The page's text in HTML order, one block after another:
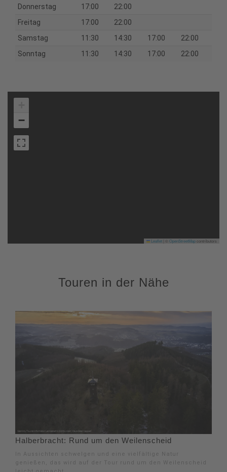
Donnerstag
17:00
22:00
Freitag
17:00
22:00
Samstag
11:30 14:30 17:00
22:00
Sonntag
11:30 14:30 17:00 22:00
−
Leaflet OpenStreetMapcontributors
Touren in der Nähe
Halberbracht: Rund um den Weilenscheid
In Aussichten schwelgen und eine vielfältige Natur
genießen, das wird auf der Tour rund um den Weilenscheid